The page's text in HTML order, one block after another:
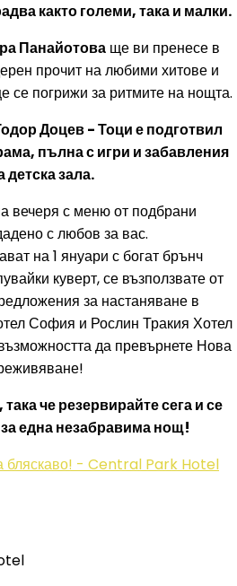
както големи, така и малки.
Панайотова ще ви пренесе в
прочит на любими хитове и
се погрижи за ритмите на нощта.
Доцев - Тоци е подготвил
пълна с игри и забавления
зала.
вечеря с меню от подбрани
с любов за вас.
на 1 януари с богат брънч
куверт, се възползвате от
за настаняване в
София и Рослин Тракия Хотел
да превърнете Нова
че резервирайте сега и се
една незабравима нощ!
бляскаво! - Central Park Hotel